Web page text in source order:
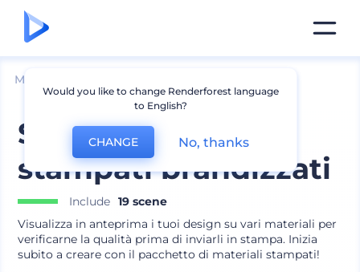
Mockup
Set materiali
stampati brandizzati
Include 19 scene
Visualizza in anteprima i tuoi design su vari materiali per
verificarne la qualità prima di inviarli in stampa. Inizia
subito a creare con il pacchetto di materiali stampati!
Would you like to change Renderforest language
to English?
CHANGE No, thanks